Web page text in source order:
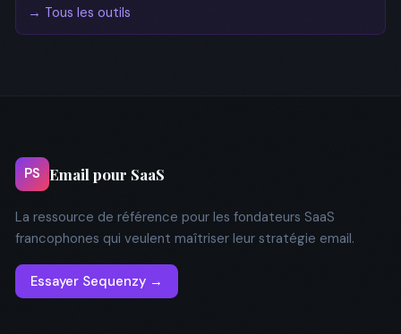
→ Tous les outils
PS Email pour SaaS
La ressource de référence pour les fondateurs SaaS
francophones qui veulent maîtriser leur stratégie email.
Essayer Sequenzy →